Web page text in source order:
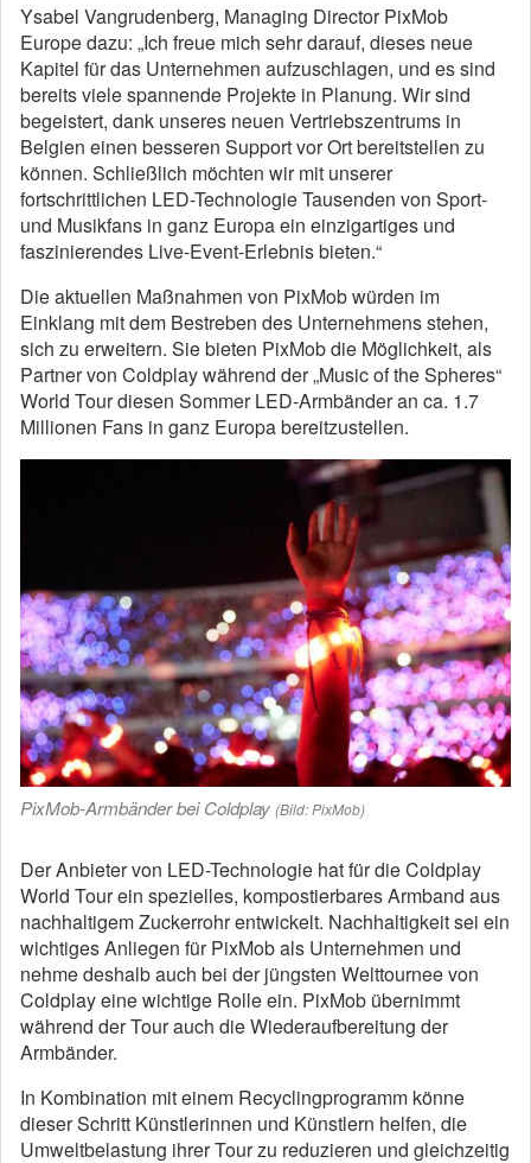
Ysabel Vangrudenberg, Managing Director PixMob
Europe dazu: „Ich freue mich sehr darauf, dieses neue
Kapitel für das Unternehmen aufzuschlagen, und es sind
bereits viele spannende Projekte in Planung. Wir sind
begeistert, dank unseres neuen Vertriebszentrums in
Belgien einen besseren Support vor Ort bereitstellen zu
können. Schließlich möchten wir mit unserer
fortschrittlichen LED-Technologie Tausenden von Sport-
und Musikfans in ganz Europa ein einzigartiges und
faszinierendes Live-Event-Erlebnis bieten.“
Die aktuellen Maßnahmen von PixMob würden im
Einklang mit dem Bestreben des Unternehmens stehen,
sich zu erweitern. Sie bieten PixMob die Möglichkeit, als
Partner von Coldplay während der „Music of the Spheres“
World Tour diesen Sommer LED-Armbänder an ca. 1.7
Millionen Fans in ganz Europa bereitzustellen.
PixMob-Armbänder bei Coldplay (Bild: PixMob)
Der Anbieter von LED-Technologie hat für die Coldplay
World Tour ein spezielles, kompostierbares Armband aus
nachhaltigem Zuckerrohr entwickelt. Nachhaltigkeit sei ein
wichtiges Anliegen für PixMob als Unternehmen und
nehme deshalb auch bei der jüngsten Welttournee von
Coldplay eine wichtige Rolle ein. PixMob übernimmt
während der Tour auch die Wiederaufbereitung der
Armbänder.
In Kombination mit einem Recyclingprogramm könne
dieser Schritt Künstlerinnen und Künstlern helfen, die
Umweltbelastung ihrer Tour zu reduzieren und gleichzeitig